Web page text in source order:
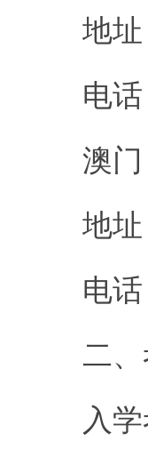
地
电话
澳
地
电话
二
入